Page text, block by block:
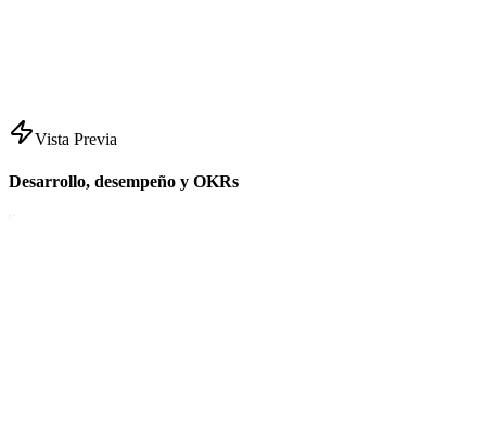
Vista Previa
Desarrollo, desempeño y OKRs